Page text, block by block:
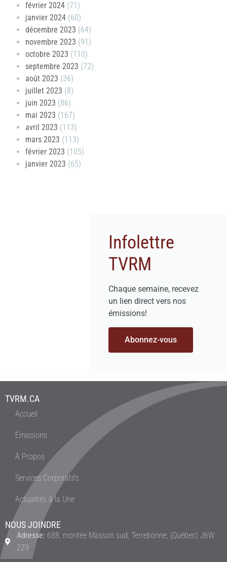
février 2024 (71)
janvier 2024 (60)
décembre 2023 (64)
novembre 2023 (91)
octobre 2023 (110)
septembre 2023 (72)
août 2023 (36)
juillet 2023 (8)
juin 2023 (86)
mai 2023 (167)
avril 2023 (113)
mars 2023 (113)
février 2023 (105)
janvier 2023 (65)
Infolettre
TVRM
Chaque semaine, recevez
un lien direct vers nos
émissions!
Abonnez-vous
TVRM.CA
Accueil
Émissions
À Propos
Services Corporatifs
Actualités à la Une
NOUS JOINDRE
Adresse: 688, montée Masson sud, Terrebonne, (Québec) J6W
2Z9